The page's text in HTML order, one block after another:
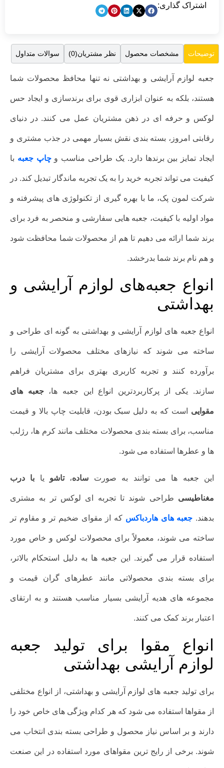
اشتراک گذاری:
توضیحات مشخصات محصول نظر مشتریان(0) سوالات متداول
جعبه لوازم آرایشی و بهداشتی نه تنها محافظ محصولات شما
هستند، بلکه به عنوان ابزاری قوی برای برندسازی و ایجاد حس
لوکس و حرفه ای در ذهن مشتریان عمل می کنند. در دنیای
رقابتی امروز، بسته بندی نقش بسیار مهمی در جذب مشتری و
ایجاد تمایز بین برندها دارد. یک طراحی مناسب وچاپ جعبه با
کیفیت می تواند تجربه خرید را به یک تجربه ماندگار تبدیل کند. در
شرکت لمون پک، ما با بهره گیری از تکنولوژی های پیشرفته و
مواد اولیه با کیفیت، جعبه هایی سفارشی و منحصر به فرد برای
برند شما ارائه می دهیم تا هم از محصولات شما محافظت شود
و هم نام برند شما بدرخشد.
انواع جعبه‌های لوازم آرایشی و
بهداشتی
انواع جعبه های لوازم آرایشی و بهداشتی به گونه ای طراحی و
ساخته می شوند که نیازهای مختلف محصولات آرایشی را
برآورده کنند و تجربه کاربری بهتری برای مشتریان فراهم
سازند. یکی از پرکاربردترین انواع این جعبه ها،جعبه های
مقوایی است که به دلیل سبک بودن، قابلیت چاپ بالا و قیمت
مناسب، برای بسته بندی محصولات مختلف مانند کرم ها، رژلب
ها و عطرها استفاده می شود.
این جعبه ها می توانند به صورت ساده،تاشو یا با درب
مغناطیسی طراحی شوند تا تجربه ای لوکس تر به مشتری
بدهند. جعبه های هاردباکس که از مقوای ضخیم تر و مقاوم تر
ساخته می شوند، معمولاً برای محصولات لوکس و خاص مورد
استفاده قرار می گیرند. این جعبه ها به دلیل استحکام بالاتر،
برای بسته بندی محصولاتی مانند عطرهای گران قیمت و
مجموعه های هدیه آرایشی بسیار مناسب هستند و به ارتقای
اعتبار برند کمک می کنند.
انواع مقوا برای تولید جعبه
لوازم آرایشی بهداشتی
برای تولید جعبه های لوازم آرایشی و بهداشتی، از انواع مختلفی
از مقواها استفاده می شود که هر کدام ویژگی های خاص خود را
دارند و بر اساس نیاز محصول و طراحی بسته بندی انتخاب می
شوند. برخی از رایج ترین مقواهای مورد استفاده در این صنعت